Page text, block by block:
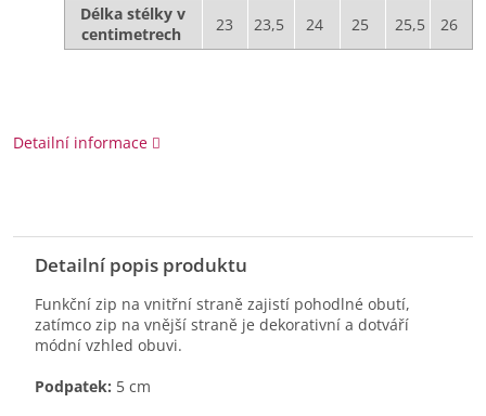
Délka stélky v
centimetrech
23 23,5 24 25 25,5 26
Detailní informace
Detailní popis produktu
Funkční zip na vnitřní straně zajistí pohodlné obutí,
zatímco zip na vnější straně je dekorativní a dotváří
módní vzhled obuvi.
Podpatek: 5 cm